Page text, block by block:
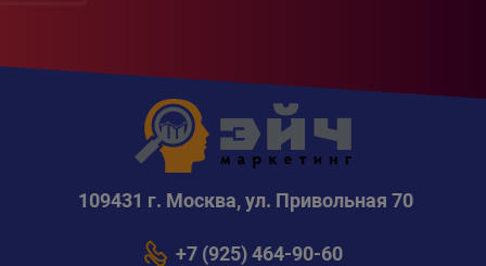
109431 г. Москва, ул. Привольная 70
+7 (925) 464-90-60